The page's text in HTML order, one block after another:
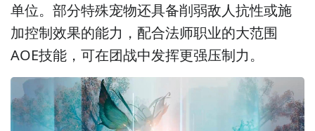
单位。部分特殊宠物还具备削弱敌人抗性或施
加控制效果的能力，配合法师职业的大范围
AOE技能，可在团战中发挥更强压制力。